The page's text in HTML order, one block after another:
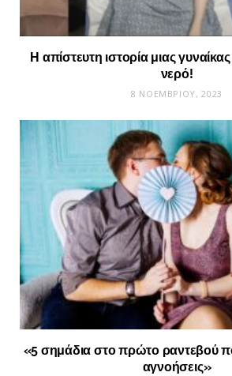
Η απίστευτη ιστορία μιας
νερό!
8 ΝΟΕΜΒΡΊΟΥ, 2023
«5 σημάδια στο πρώτο ραντεβού
αγνοήσεις»